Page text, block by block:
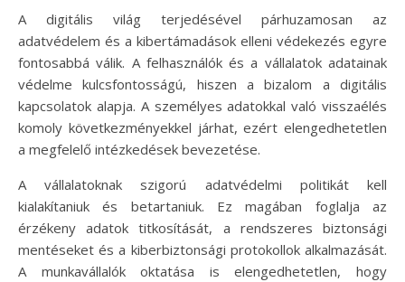
A digitális világ terjedésével párhuzamosan az
adatvédelem és a kibertámadások elleni védekezés egyre
fontosabbá válik. A felhasználók és a vállalatok adatainak
védelme kulcsfontosságú, hiszen a bizalom a digitális
kapcsolatok alapja. A személyes adatokkal való visszaélés
komoly következményekkel járhat, ezért elengedhetetlen
a megfelelő intézkedések bevezetése.
A vállalatoknak szigorú adatvédelmi politikát kell
kialakítaniuk és betartaniuk. Ez magában foglalja az
érzékeny adatok titkosítását, a rendszeres biztonsági
mentéseket és a kiberbiztonsági protokollok alkalmazását.
A munkavállalók oktatása is elengedhetetlen, hogy